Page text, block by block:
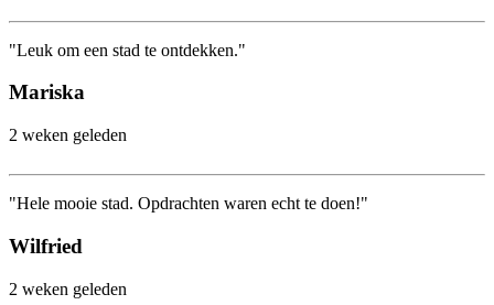
"Leuk om een stad te ontdekken."
Mariska
2 weken geleden
"Hele mooie stad. Opdrachten waren echt te doen!"
Wilfried
2 weken geleden